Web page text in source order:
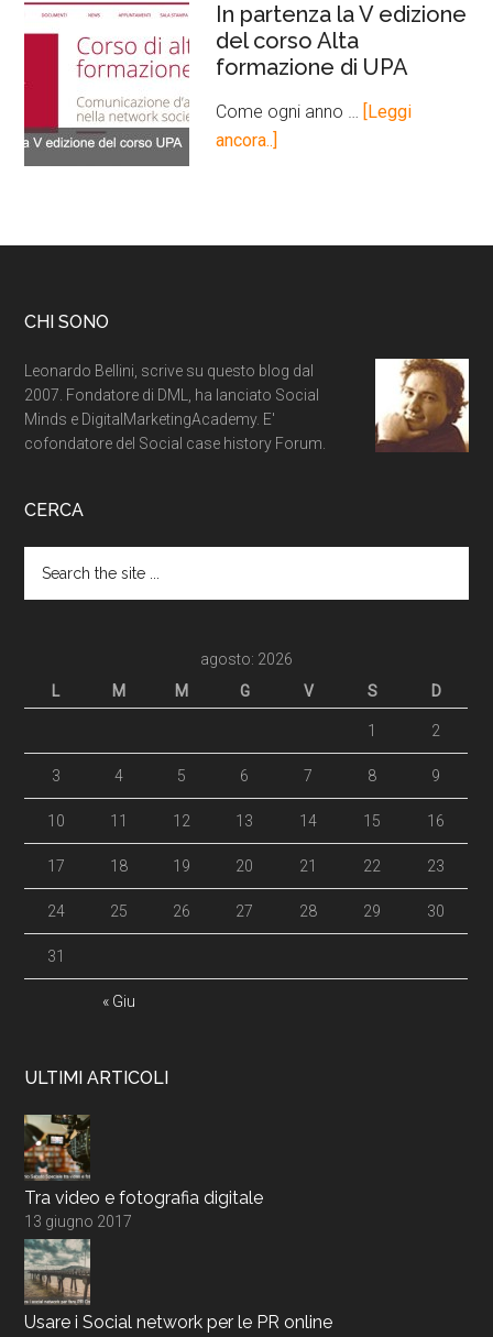
In partenza la V edizione
del corso Alta
formazione di UPA
Come ogni anno …
[Leggi
ancora..]
CHI SONO
Leonardo Bellini, scrive su questo blog dal
2007. Fondatore di DML, ha lanciato Social
Minds e DigitalMarketingAcademy. E'
cofondatore del Social case history Forum.
CERCA
agosto: 2026
L
M M G V S D
« Giu
1 2
3 4 5 6 7 8 9
10 11 12 13 14 15 16
17 18 19 20 21 22 23
24 25 26 27 28 29 30
31
ULTIMI ARTICOLI
Tra video e fotografia digitale
13 giugno 2017
Usare i Social network per le PR online